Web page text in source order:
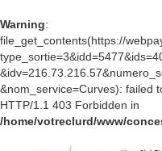
Warning:
file_get_contents(https://
&nom_service=Curves): failed
HTTP/1.1 403 Forbidden in
/home/votreclurd/www/